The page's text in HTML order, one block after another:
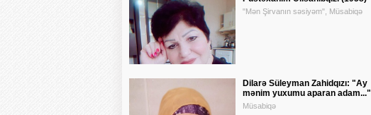
"Mən Şirvanın səsiyəm", Müsabiqə
Dilarə Süleyman Zahidqızı: "Ay
mənim yuxumu aparan adam..."
Müsabiqə